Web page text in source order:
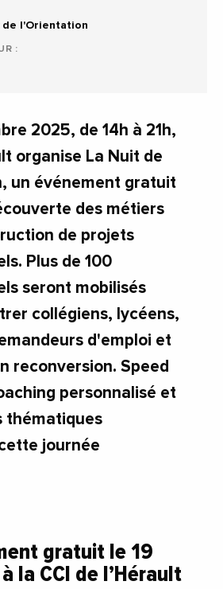
de l'Orientation
:
2025, de 14h à 21h,
organise La Nuit de
un événement gratuit
des métiers
de projets
Plus de 100
seront mobilisés
collégiens, lycéens,
d'emploi et
reconversion. Speed
personnalisé et
thématiques
journée
gratuit le 19
la CCI de l’Hérault